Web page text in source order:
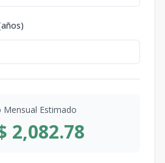
Mensual Estimado
2,082.78